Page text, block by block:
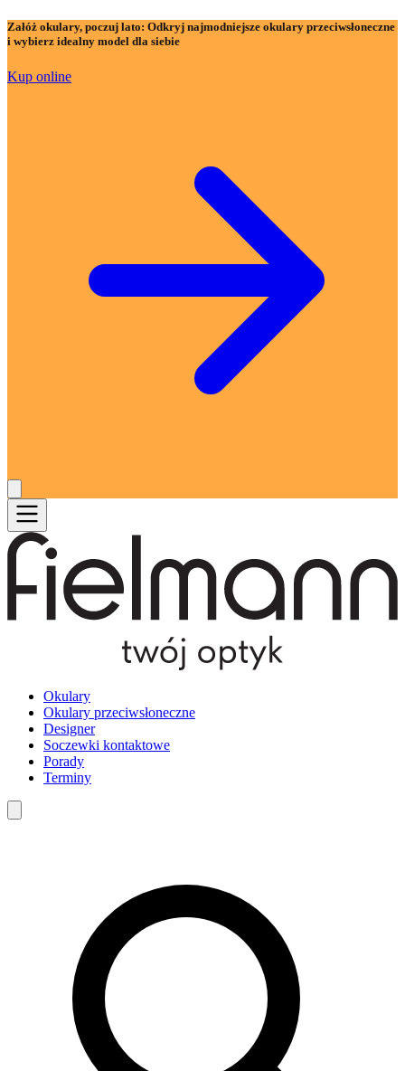
Załóż okulary, poczuj lato: Odkryj najmodniejsze okulary przeciwsłoneczne
i wybierz idealny model dla siebie
Kup online
Okulary
Okulary przeciwsłoneczne
Designer
Soczewki kontaktowe
Porady
Terminy